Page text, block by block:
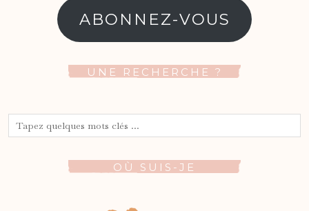
ABONNEZ-VOUS
UNE RECHERCHE ?
OÙ SUIS-JE